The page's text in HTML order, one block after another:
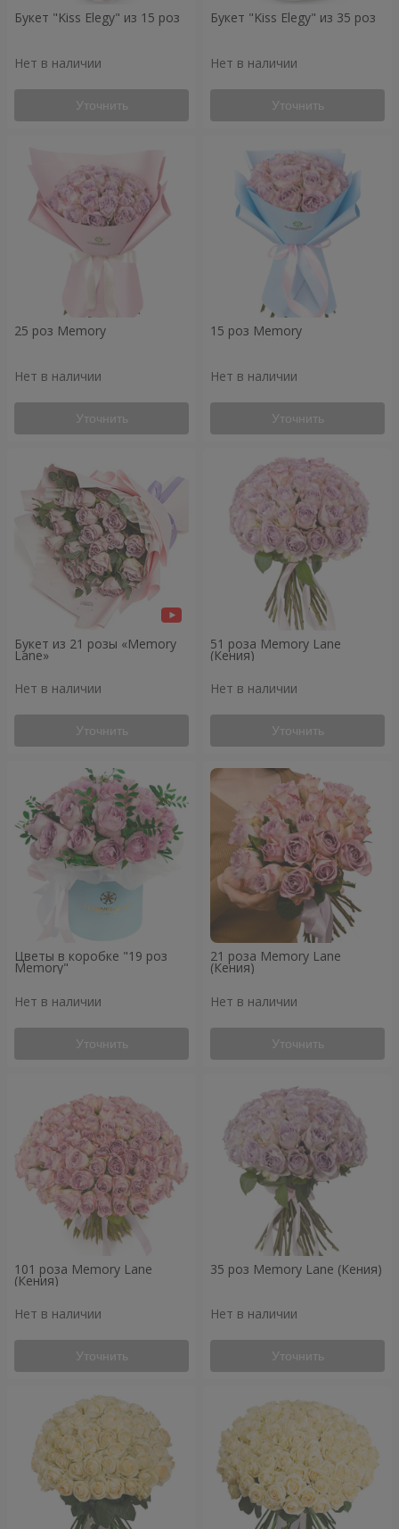
Букет "Kiss Elegy" из 15 роз
Нет в наличии
Уточнить
Букет "Kiss Elegy" из 35 роз
Нет в наличии
Уточнить
25 роз Memory
Нет в наличии
Уточнить
15 роз Memory
Нет в наличии
Уточнить
Букет из 21 розы «Memory
Lane»
Нет в наличии
Уточнить
51 роза Memory Lane
(Кения)
Нет в наличии
Уточнить
Цветы в коробке "19 роз
Memory"
Нет в наличии
Уточнить
21 роза Memory Lane
(Кения)
Нет в наличии
Уточнить
101 роза Memory Lane
(Кения)
Нет в наличии
Уточнить
35 роз Memory Lane (Кения)
Нет в наличии
Уточнить